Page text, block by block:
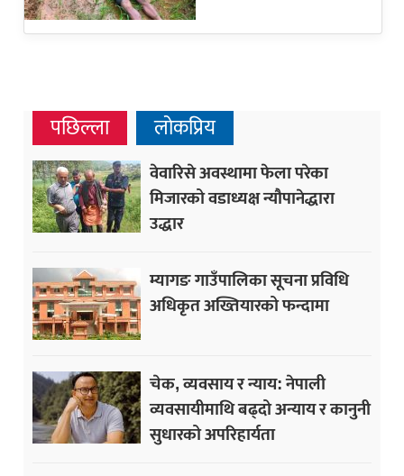
पछिल्ला लोकप्रिय
वेवारिसे अवस्थामा फेला परेका
मिजारको वडाध्यक्ष न्यौपानेद्धारा
उद्धार
म्यागङ गाउँपालिका सूचना प्रविधि
अधिकृत अख्तियारको फन्दामा
चेक, व्यवसाय र न्याय: नेपाली
व्यवसायीमाथि बढ्दो अन्याय र कानुनी
सुधारको अपरिहार्यता